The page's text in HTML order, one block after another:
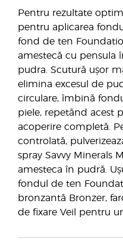
Pentru rezultate
pentru aplicarea
fond de ten
amestecă cu pensula
pudra. Scutură ușor
elimina excesul de
circulare, îmbină
piele, repetând acest
acoperire completă.
controlată,
spray Savvy Minerals
amesteca în pudră.
fondul de ten
bronzantă Bronzer,
de fixare Veil pentru